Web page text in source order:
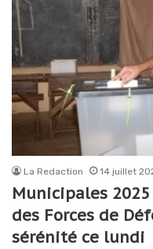
La Redaction 14 juillet
Municipales
des Forces de
sérénité ce lundi